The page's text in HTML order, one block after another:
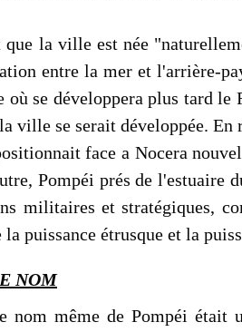
que la ville est née
entre la mer et l'arrière-
où se développera plus tard
ville se serait développée.
face a Nocera
Pompéi prés de
militaires et stratégiques,
puissance étrusque et la
NOM
nom même de Pompéi était